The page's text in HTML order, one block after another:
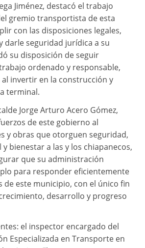
Jiménez, destacó el trabajo
gremio transportista de esta
con las disposiciones legales,
darle seguridad jurídica a su
su disposición de seguir
ordenado y responsable,
invertir en la construcción y
terminal.
Jorge Arturo Acero Gómez,
de este gobierno al
y obras que otorguen seguridad,
bienestar a las y los chiapanecos,
que su administración
para responder eficientemente
de este municipio, con el único fin
desarrollo y progreso
el inspector encargado del
Especializada en Transporte en